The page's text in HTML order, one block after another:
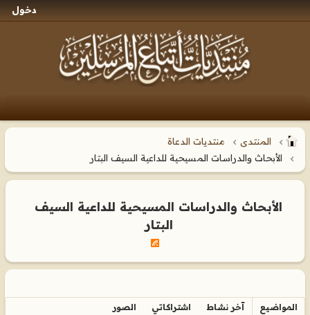
دخول
المنتدى
منتديات الدعاة
الأبحاث والدراسات المسيحية للداعية السيف البتار
الأبحاث والدراسات المسيحية للداعية السيف
البتار
المواضيع آخر نشاط اشتراكاتي الصور